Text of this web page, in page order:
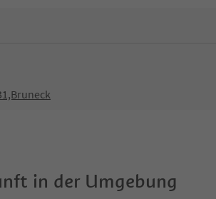
in der Umgebung